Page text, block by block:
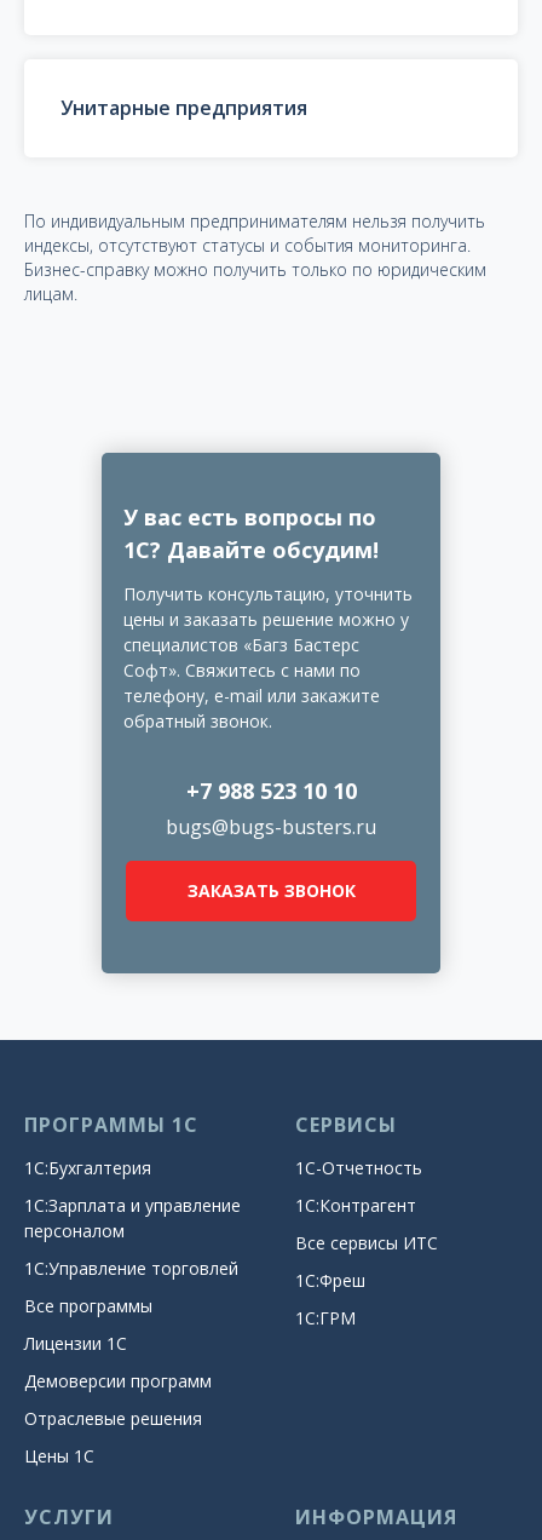
Унитарные предприятия
По индивидуальным предпринимателям нельзя получить
индексы, отсутствуют статусы и события мониторинга.
Бизнес-справку можно получить только по юридическим
лицам.
У вас есть вопросы по
1С? Давайте обсудим!
Получить консультацию, уточнить
цены и заказать решение можно у
специалистов «Багз Бастерс
Софт». Свяжитесь с нами по
телефону, e-mail или закажите
обратный звонок.
ЗАКАЗАТЬ ЗВОНОК
+7 988 523 10 10
bugs@bugs-busters.ru
ПРОГРАММЫ 1С
1С:Бухгалтерия
1С:Зарплата и управление
персоналом
1С:Управление торговлей
Все программы
Лицензии 1С
Демоверсии программ
Отраслевые решения
Цены 1С
СЕРВИСЫ
1С-Отчетность
1С:Контрагент
Все сервисы ИТС
1С:Фреш
1С:ГРМ
УСЛУГИ ИНФОРМАЦИЯ